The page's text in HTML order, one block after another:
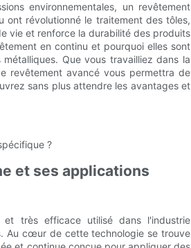
environnementales, un revêtement
ont révolutionné le traitement des tôles,
vie et renforce la durabilité des produits
en continu et pourquoi elles sont
Que vous travailliez dans la
revêtement avancé vous permettra de
sans plus attendre les avantages et
?
et ses applications
très efficace utilisé dans l'industrie
Au cœur de cette technologie se trouve